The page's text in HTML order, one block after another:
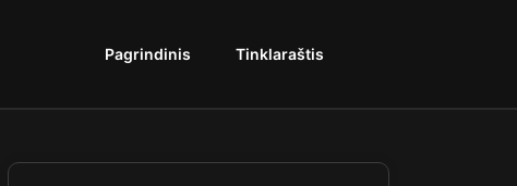
Pagrindinis Tinklaraštis